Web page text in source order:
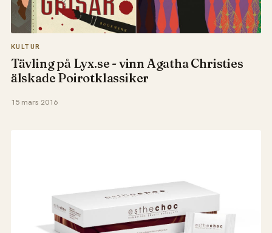
KULTUR
Tävling på Lyx.se - vinn Agatha Christies
älskade Poirotklassiker
15 mars 2016